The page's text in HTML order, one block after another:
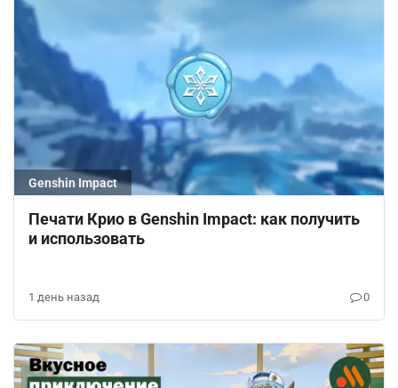
Genshin Impact
Печати Крио в Genshin Impact: как получить
и использовать
1 день назад 0